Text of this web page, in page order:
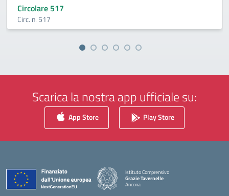
Circolare 517
Circ. n. 517
Scarica la nostra app ufficiale su:
App Store Play Store
Istituto Comprensivo
Grazie Tavernelle
Ancona